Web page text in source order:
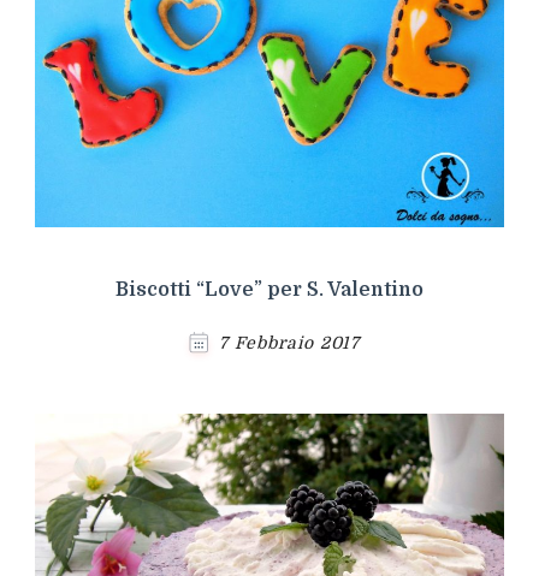
Biscotti “Love” per S. Valentino
7 Febbraio 2017